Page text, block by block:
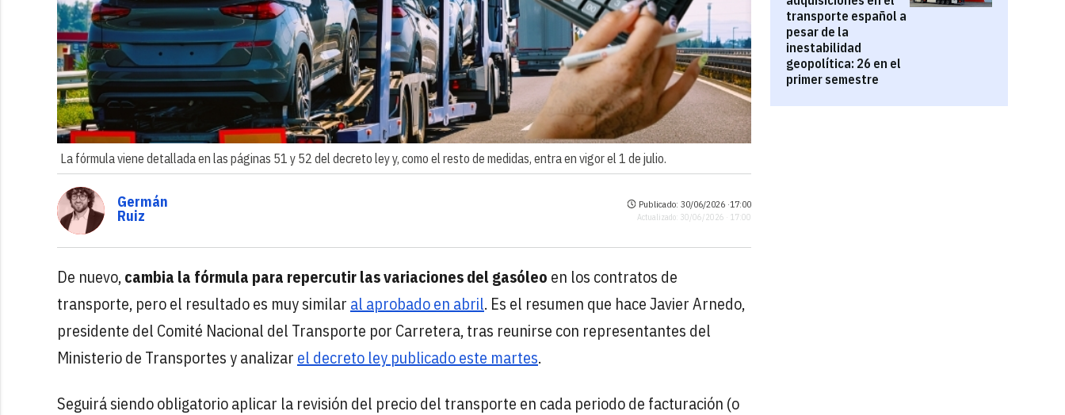
La fórmula viene detallada en las páginas 51 y 52 del decreto ley y, como el resto de medidas, entra en vigor el 1 de julio.
transporte español a
pesar de la
inestabilidad
geopolítica: 26 en el
primer semestre
Germán
Ruiz
Publicado: 30/06/2026 ·17:00
Actualizado: 30/06/2026 · 17:00
De nuevo,cambia la fórmula para repercutir las variaciones del gasóleo en los contratos de
transporte, pero el resultado es muy similar al aprobado en abril. Es el resumen que hace Javier Arnedo,
presidente del Comité Nacional del Transporte por Carretera, tras reunirse con representantes del
Ministerio de Transportes y analizar el decreto ley publicado este martes.
Seguirá siendo obligatorio aplicar la revisión del precio del transporte en cada periodo de facturación (o